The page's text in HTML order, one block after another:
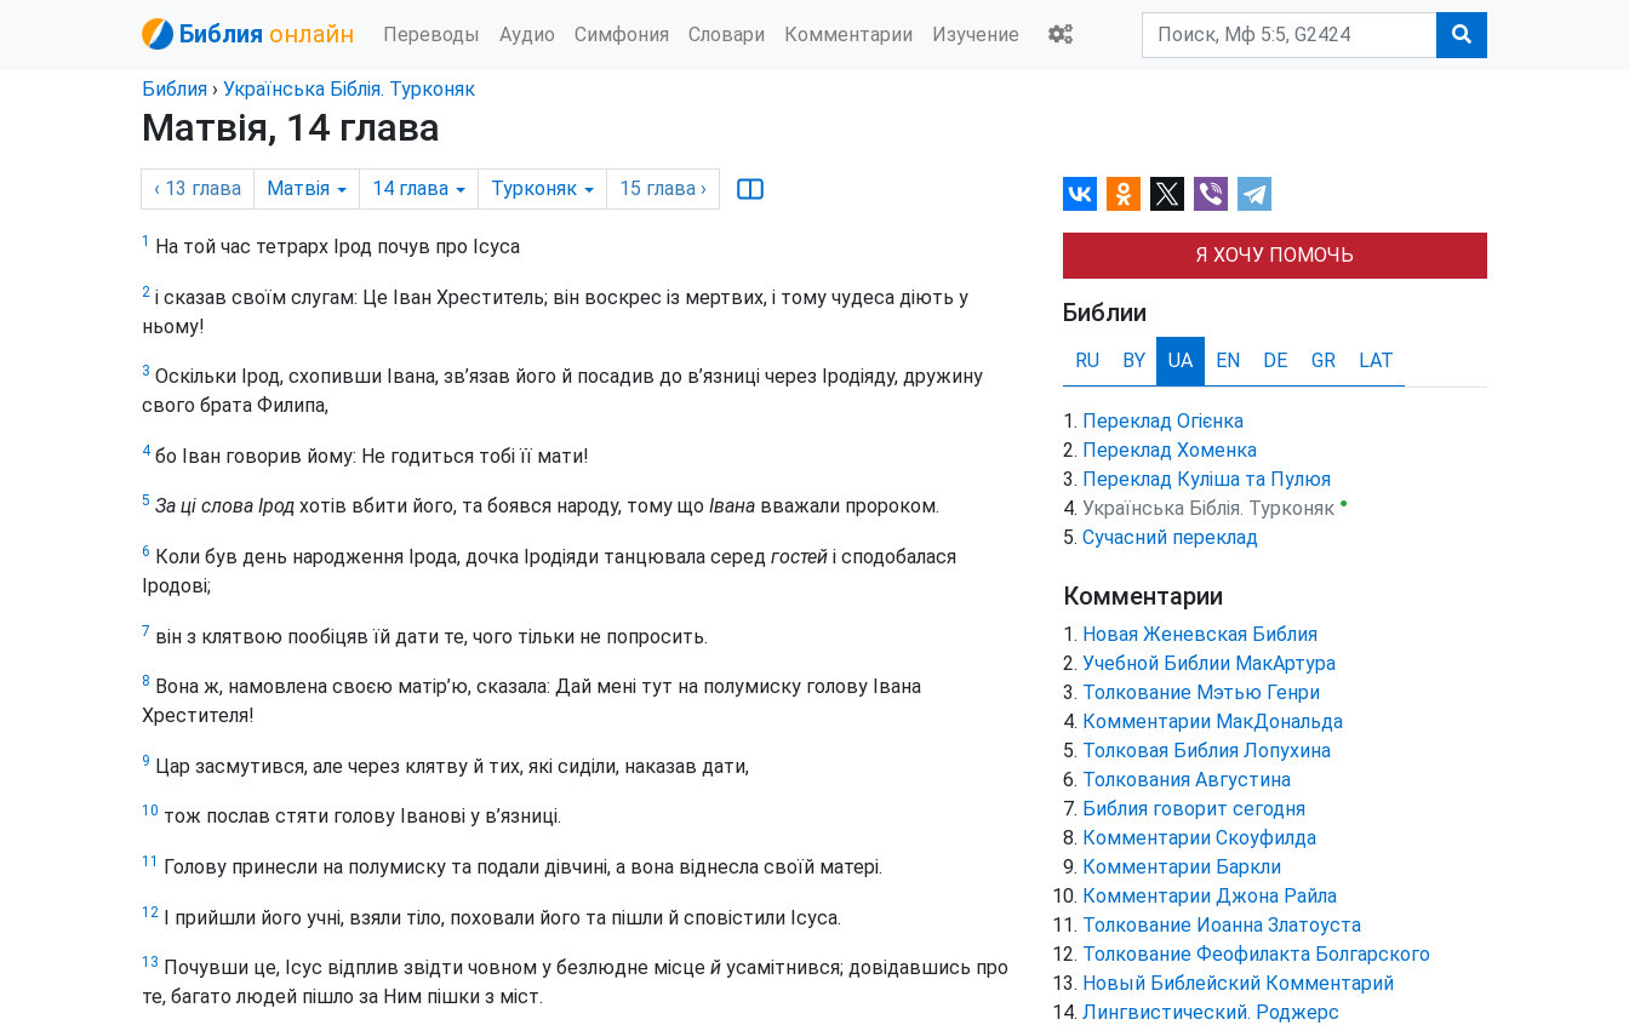
Библия онлайн Переводы Аудио Симфония Словари Комментарии Изучение
Библия › Українська Біблія. Турконяк
Матвія, 14 глава
‹ 13 глава Матвія 14 глава Турконяк 15 глава ›
1 На той час тетрарх Ірод почув про Ісуса
2 і сказав своїм слугам: Це Іван Хреститель; він воскрес із мертвих, і тому чудеса діють у
ньому!
3 Оскільки Ірод, схопивши Івана, зв’язав його й посадив до в’язниці через Іродіяду, дружину
свого брата Филипа,
4бо Іван говорив йому: Не годиться тобі її мати!
5 За ці слова Ірод хотів вбити його, та боявся народу, тому що Івана вважали пророком.
6 Коли був день народження Ірода, дочка Іродіяди танцювала серед гостей і сподобалася
Іродові;
7 він з клятвою пообіцяв їй дати те, чого тільки не попросить.
8 Вона ж, намовлена своєю матір’ю, сказала: Дай мені тут на полумиску голову Івана
Хрестителя!
9 Цар засмутився, але через клятву й тих, які сиділи, наказав дати,
10 тож послав стяти голову Іванові у в’язниці.
11 Голову принесли на полумиску та подали дівчині, а вона віднесла своїй матері.
12 І прийшли його учні, взяли тіло, поховали його та пішли й сповістили Ісуса.
13 Почувши це, Ісус відплив звідти човном у безлюдне місце й усамітнився; довідавшись про
те, багато людей пішло за Ним пішки з міст.
Я ХОЧУ ПОМОЧЬ
Библии
RU BY UA EN DE GR LAT
Переклад Огієнка
Переклад Хоменка
Переклад Куліша та Пулюя
Українська Біблія. Турконяк ●
Сучасний переклад
Комментарии
Новая Женевская Библия
Учебной Библии МакАртура
Толкование Мэтью Генри
Комментарии МакДональда
Толковая Библия Лопухина
Толкования Августина
Библия говорит сегодня
Комментарии Скоуфилда
Комментарии Баркли
Комментарии Джона Райла
Толкование Иоанна Златоуста
Толкование Феофилакта Болгарского
Новый Библейский Комментарий
Лингвистический. Роджерс